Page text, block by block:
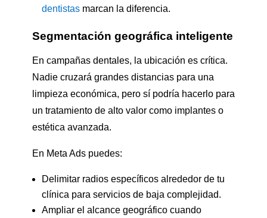
dentistasmarcan la diferencia.
Segmentación geográfica inteligente
En campañas dentales, la ubicación es crítica.
Nadie cruzará grandes distancias para una
limpieza económica, pero sí podría hacerlo para
un tratamiento de alto valor como implantes o
estética avanzada.
En Meta Ads puedes:
Delimitar radios específicos alrededor de tu
clínica para servicios de baja complejidad.
Ampliar el alcance geográfico cuando